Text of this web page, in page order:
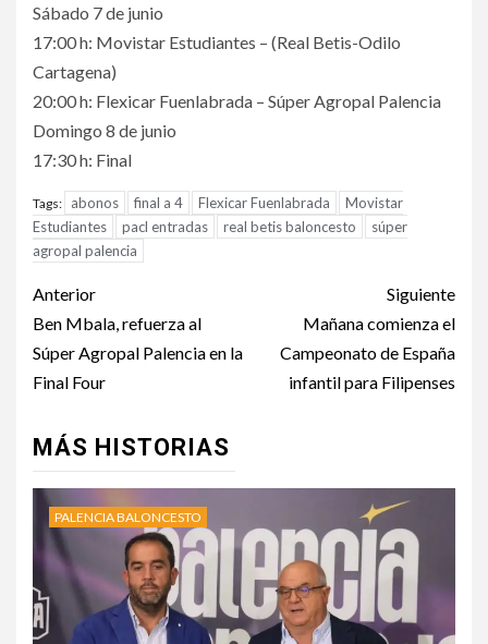
Sábado 7 de junio
17:00 h: Movistar Estudiantes – (Real Betis-Odilo
Cartagena)
20:00 h: Flexicar Fuenlabrada – Súper Agropal Palencia
Domingo 8 de junio
17:30 h: Final
Tags: abonos final a 4 Flexicar Fuenlabrada
Movistar
Estudiantes
pacl entradas real betis baloncesto
súper
agropal palencia
Anterior
Ben Mbala, refuerza al
Súper Agropal Palencia en la
Final Four
Siguiente
Mañana comienza el
Campeonato de España
infantil para Filipenses
MÁS HISTORIAS
PALENCIA BALONCESTO